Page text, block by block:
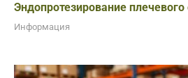
Эндопротезирование плечевого
Информация